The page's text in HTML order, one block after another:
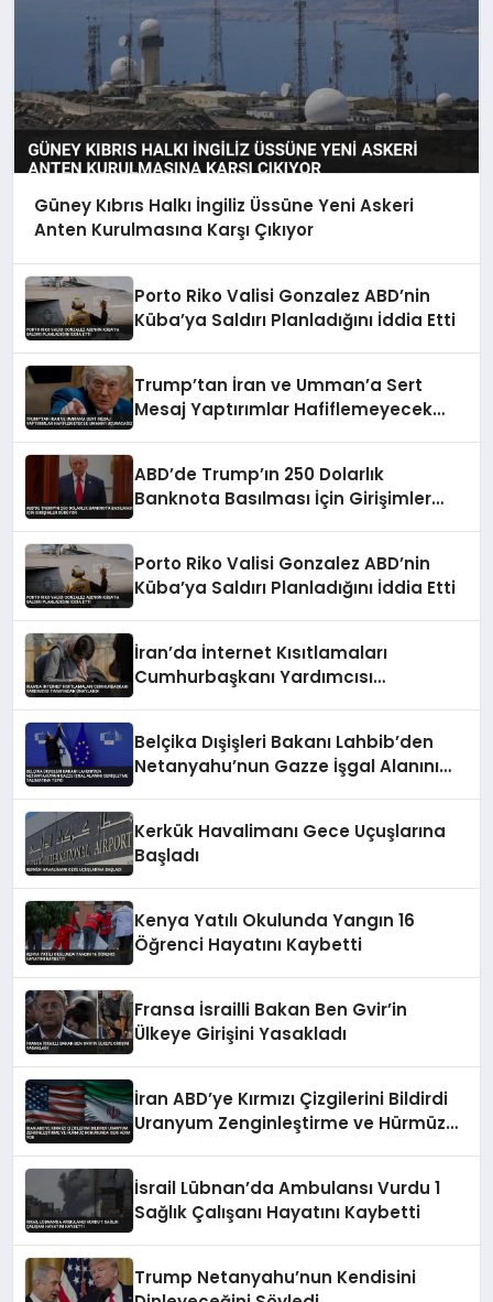
Güney Kıbrıs Halkı İngiliz Üssüne Yeni Askeri
Anten Kurulmasına Karşı Çıkıyor
Porto Riko Valisi Gonzalez ABD’nin
Küba’ya Saldırı Planladığını İddia Etti
Trump’tan İran ve Umman’a Sert
Mesaj Yaptırımlar Hafiflemeyecek
ABD’de Trump’ın 250 Dolarlık
Banknota Basılması İçin Girişimler
Porto Riko Valisi Gonzalez ABD’nin
Küba’ya Saldırı Planladığını İddia Etti
İran’da İnternet Kısıtlamaları
Cumhurbaşkanı Yardımcısı
Belçika Dışişleri Bakanı Lahbib’den
Netanyahu’nun Gazze İşgal Alanını
Kerkük Havalimanı Gece Uçuşlarına
Başladı
Kenya Yatılı Okulunda Yangın 16
Öğrenci Hayatını Kaybetti
Fransa İsrailli Bakan Ben Gvir’in
Ülkeye Girişini Yasakladı
İran ABD’ye Kırmızı Çizgilerini Bildirdi
Uranyum Zenginleştirme ve Hürmüz
İsrail Lübnan’da Ambulansı Vurdu 1
Sağlık Çalışanı Hayatını Kaybetti
Trump Netanyahu’nun Kendisini